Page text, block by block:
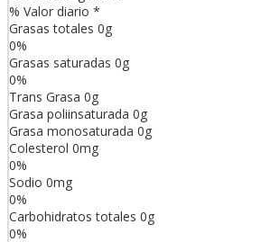
% Valor diario *
Grasas totales 0g
0%
Grasas saturadas 0g
0%
Trans Grasa 0g
Grasa poliinsaturada 0g
Grasa monosaturada 0g
Colesterol 0mg
0%
Sodio 0mg
0%
Carbohidratos totales 0g
0%